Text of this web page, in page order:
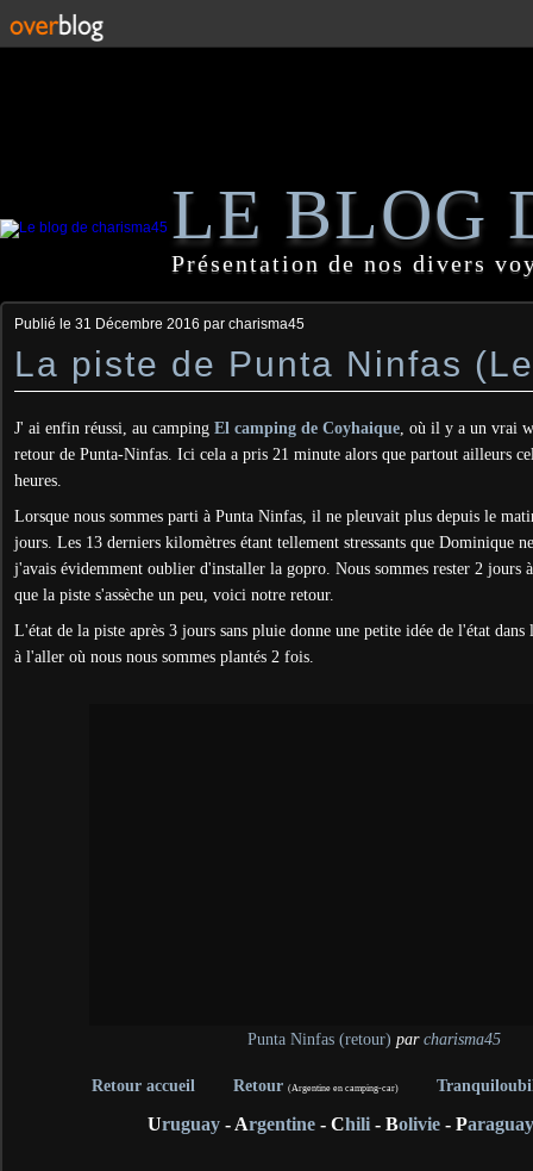
LE BLOG
Présentation de nos divers
Publié le 31 Décembre 2016 par charisma45
La piste de Punta Ninfas
J' ai enfin réussi, au camping El camping de Coyhaique, où il y a un vrai
retour de Punta-Ninfas. Ici cela a pris 21 minute alors que partout ailleurs
heures.
Lorsque nous sommes parti à Punta Ninfas, il ne pleuvait plus depuis le
jours. Les 13 derniers kilomètres étant tellement stressants que Dominique
j'avais évidemment oublier d'installer la gopro. Nous sommes rester 2 jours
que la piste s'assèche un peu, voici notre retour.
L'état de la piste après 3 jours sans pluie donne une petite idée de l'état
à l'aller où nous nous sommes plantés 2 fois.
Punta Ninfas (retour) parcharisma45
Retour accueil Retour (Argentine en camping-car)
Uruguay - Argentine - Chili - Bolivie - P